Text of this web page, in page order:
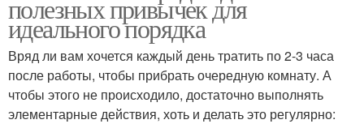
полезных привычек для
идеального порядка
Вряд ли вам хочется каждый день тратить по 2-3 часа
после работы, чтобы прибрать очередную комнату. А
чтобы этого не происходило, достаточно выполнять
элементарные действия, хоть и делать это регулярно: